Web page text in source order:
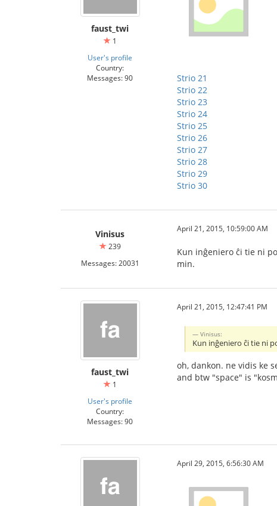
faust_twi
1
User's profile
Country:
Messages: 90
Strio 21
Strio 22
Strio 23
Strio 24
Strio 25
Strio 26
Strio 27
Strio 28
Strio 29
Strio 30
Vinisus
239
Messages: 20031
April 21, 2015, 10:59:00 AM
Kun inĝeniero ĉi tie ni
min.
faust_twi
1
User's profile
Country:
Messages: 90
April 21, 2015, 12:47:41 PM
Vinisus:
Kun inĝeniero ĉi tie ni
oh, dankon. ne vidis ke
and btw "space" is
April 29, 2015, 6:56:30 AM